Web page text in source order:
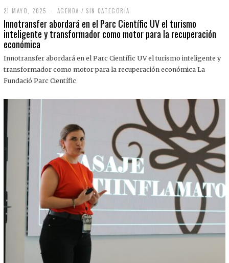
21 MAYO, 2025
M
A
Y
,
0
2
AGENDA / SIN CATEGORÍA
Innotransfer abordará en el Parc Científic UV el turismo
inteligente y transformador como motor para la recuperación
económica
Innotransfer abordará en el Parc Científic UV el turismo inteligente y
transformador como motor para la recuperación económica La
Fundació Parc Científic